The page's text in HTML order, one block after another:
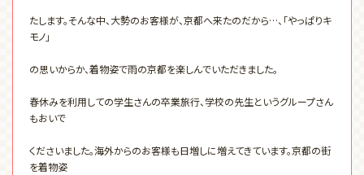
たします。そんな中、大勢のお客様が、京都へ来たのだから…、「やっぱりキ
モノ」
の思いからか、着物姿で雨の京都を楽しんでいただきました。
春休みを利用しての学生さんの卒業旅行、学校の先生というグループさん
もおいで
くださいました。海外からのお客様も日増しに増えてきています。京都の街
を着物姿